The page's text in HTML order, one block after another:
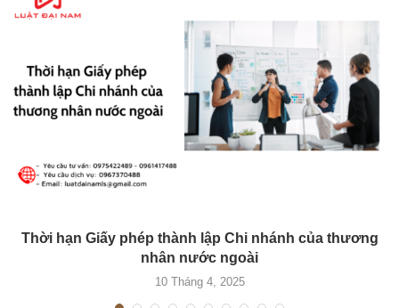
Thời hạn Giấy phép thành lập Chi nhánh của thương
nhân nước ngoài
10 Tháng 4, 2025